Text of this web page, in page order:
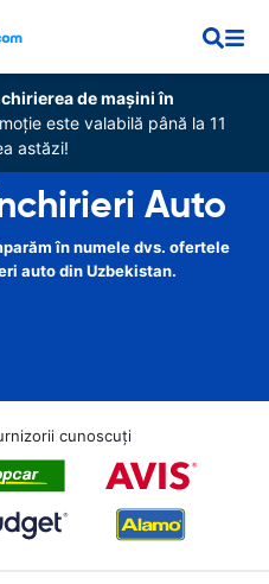
de mașini în
este valabilă până la 11
astăzi!
Auto
în numele dvs. ofertele
auto din Uzbekistan.
cunoscuți